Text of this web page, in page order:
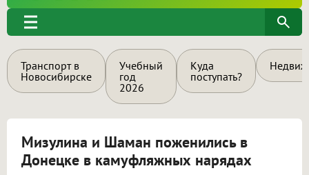
Транспорт в
Новосибирске
Учебный
год
2026
Куда
поступать?
Мизулина и Шаман поженились в
Донецке в камуфляжных нарядах